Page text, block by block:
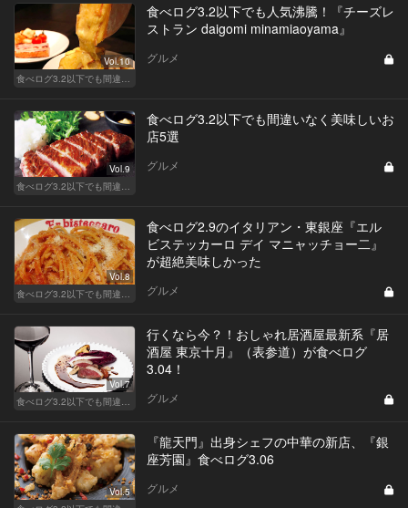
Vol.10
食べログ3.2以下でも人気沸騰！『チーズレ
ストラン daigomi minamiaoyama』
グルメ
Vol.9
食べログ3.2以下でも間違いなく美味しいお
店5選
グルメ
Vol.8
食べログ2.9のイタリアン・東銀座『エル
ビステッカーロ デイ マニャッチョー二』
が超絶美味しかった
グルメ
Vol.7
行くなら今？！おしゃれ居酒屋最新系『居
酒屋 東京十月』（表参道）が食べログ
3.04！
グルメ
Vol.5
『龍天門』出身シェフの中華の新店、『銀
座芳園』食べログ3.06
グルメ